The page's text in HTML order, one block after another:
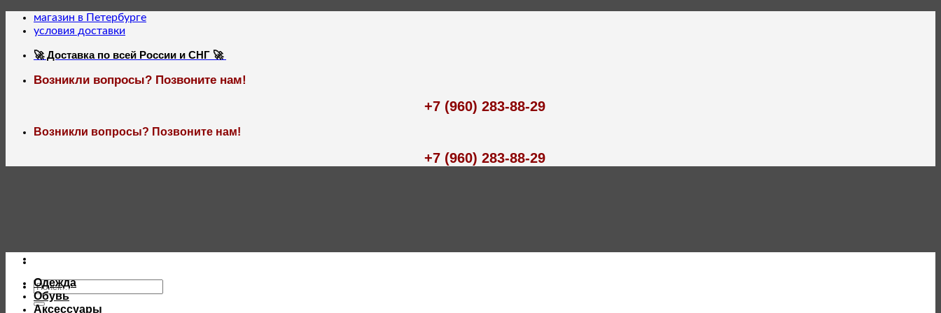
Skip
магазин в Петербурге
условия доставки
🚀 Доставка по всей России и СНГ 🚀
Возникли вопросы? Позвоните нам!
+7 (960) 283-88-29
Возникли вопросы? Позвоните нам!
+7 (960) 283-88-29
Искать:
Одежда
Обувь
Аксессуары